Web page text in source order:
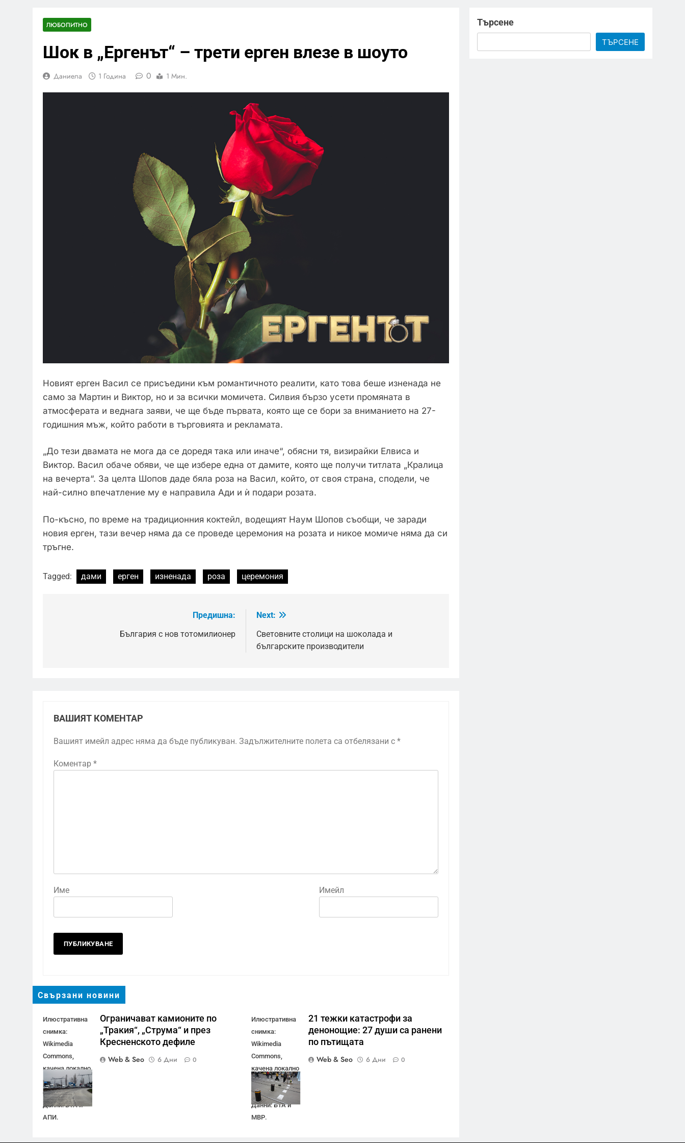
ЛЮБОПИТНО
Шок в „Ергенът“ – трети ерген влезе в шоуто
Даниела 1 Година 0 1 Мин.
Новият ерген Васил се присъедини към романтичното реалити, като това беше изненада не
само за Мартин и Виктор, но и за всички момичета. Силвия бързо усети промяната в
атмосферата и веднага заяви, че ще бъде първата, която ще се бори за вниманието на 27-
годишния мъж, който работи в търговията и рекламата.
„До тези двамата не мога да се доредя така или иначе“, обясни тя, визирайки Елвиса и
Виктор. Васил обаче обяви, че ще избере една от дамите, която ще получи титлата „Кралица
на вечерта“. За целта Шопов даде бяла роза на Васил, който, от своя страна, сподели, че
най-силно впечатление му е направила Ади и ѝ подари розата.
По-късно, по време на традиционния коктейл, водещият Наум Шопов съобщи, че заради
новия ерген, тази вечер няма да се проведе церемония на розата и никое момиче няма да си
тръгне.
Tagged: дами ерген изненада роза церемония
Предишна:
България с нов тотомилионер
Next:
Световните столици на шоколада и
българските производители
ВАШИЯТ КОМЕНТАР
Вашият имейл адрес няма да бъде публикуван. Задължителните полета са отбелязани с *
Коментар *
Име Имейл
Свързани новини
Илюстративна
снимка:
Wikimedia
Commons,
качена локално
в медийната
библиотека.
Данни: БТА и
АПИ.
Ограничават камионите по
„Тракия“, „Струма“ и през
Кресненското дефиле
Web & Seo
6 Дни 0
Илюстративна
снимка:
Wikimedia
Commons,
качена локално
в медийната
библиотека.
Данни: БТА и
МВР.
21 тежки катастрофи за
денонощие: 27 души са ранени
по пътищата
Web & Seo
6 Дни 0
Търсене
ТЪРСЕНЕ